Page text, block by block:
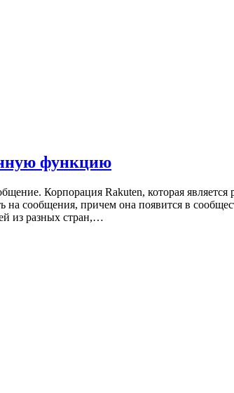
функцию
Корпорация Rakuten, которая
на сообщения, причем она появится в
из разных стран,…